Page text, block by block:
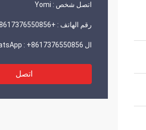
اتصل شخص : Yomi
رقم الهاتف : +8617376550856
ال WhatsApp : +8617376550856
اتصل